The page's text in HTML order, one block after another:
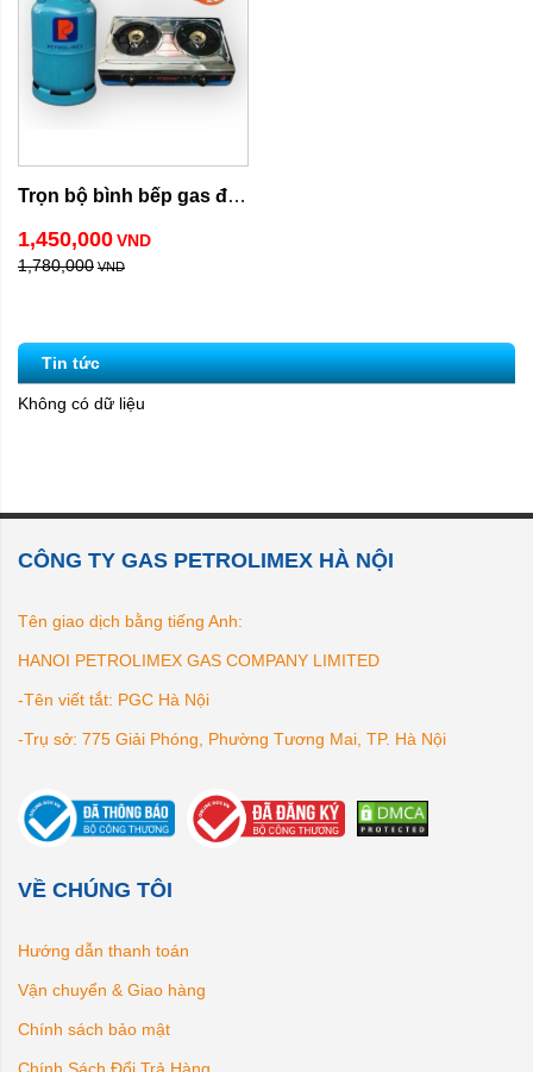
Trọn bộ bình bếp gas đôi
1,450,000 VND
1,780,000 VND
Tin tức
Không có dữ liệu
CÔNG TY GAS PETROLIMEX HÀ NỘI
Tên giao dịch bằng tiếng Anh:
HANOI PETROLIMEX GAS COMPANY LIMITED
-Tên viết tắt: PGC Hà Nội
-Trụ sở: 775 Giải Phóng, Phường Tương Mai, TP. Hà Nội
VỀ CHÚNG TÔI
Hướng dẫn thanh toán
Vận chuyển & Giao hàng
Chính sách bảo mật